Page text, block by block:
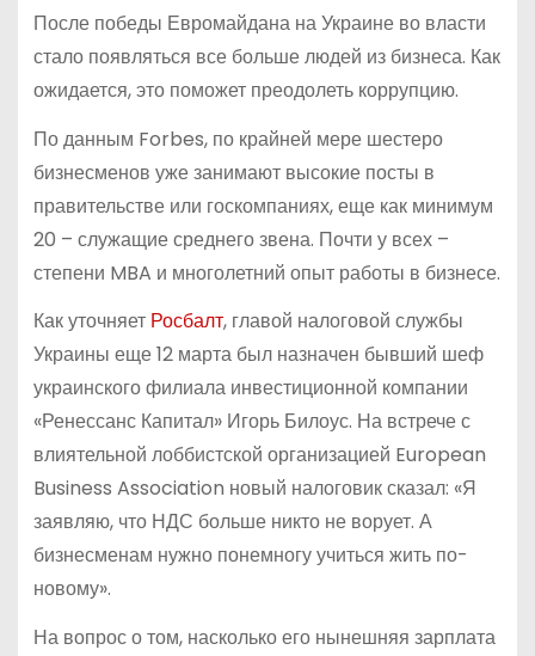
После победы Евромайдана на Украине во власти
стало появляться все больше людей из бизнеса. Как
ожидается, это поможет преодолеть коррупцию.
По данным Forbes, по крайней мере шестеро
бизнесменов уже занимают высокие посты в
правительстве или госкомпаниях, еще как минимум
20 – служащие среднего звена. Почти у всех –
степени MBA и многолетний опыт работы в бизнесе.
Как уточняет Росбалт, главой налоговой службы
Украины еще 12 марта был назначен бывший шеф
украинского филиала инвестиционной компании
«Ренессанс Капитал» Игорь Билоус. На встрече с
влиятельной лоббистской организацией European
Business Association новый налоговик сказал: «Я
заявляю, что НДС больше никто не ворует. А
бизнесменам нужно понемногу учиться жить по-
новому».
На вопрос о том, насколько его нынешняя зарплата